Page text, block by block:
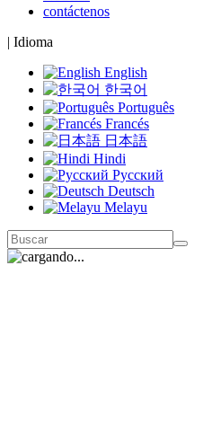
contáctenos
| Idioma
English
한국어
Português
Francés
日本語
Hindi
Русский
Deutsch
Melayu